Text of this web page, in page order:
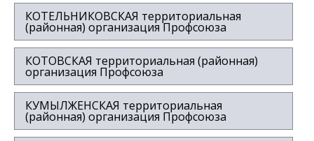
КОТЕЛЬНИКОВСКАЯ территориальная
(районная) организация Профсоюза
КОТОВСКАЯ территориальная (районная)
организация Профсоюза
КУМЫЛЖЕНСКАЯ территориальная
(районная) организация Профсоюза